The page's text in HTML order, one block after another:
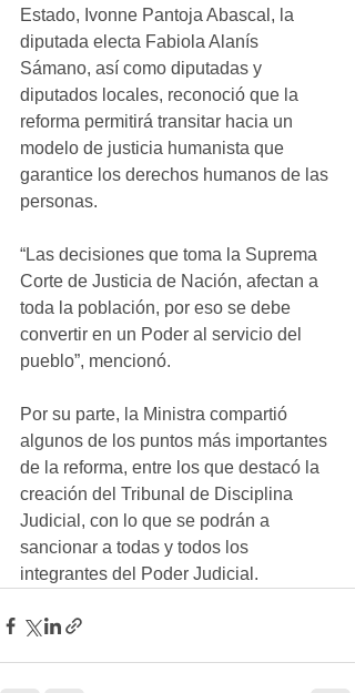
Estado, Ivonne Pantoja Abascal, la
diputada electa Fabiola Alanís
Sámano, así como diputadas y
diputados locales, reconoció que la
reforma permitirá transitar hacia un
modelo de justicia humanista que
garantice los derechos humanos de las
personas.
“Las decisiones que toma la Suprema
Corte de Justicia de Nación, afectan a
toda la población, por eso se debe
convertir en un Poder al servicio del
pueblo”, mencionó.
Por su parte, la Ministra compartió
algunos de los puntos más importantes
de la reforma, entre los que destacó la
creación del Tribunal de Disciplina
Judicial, con lo que se podrán a
sancionar a todas y todos los
integrantes del Poder Judicial.